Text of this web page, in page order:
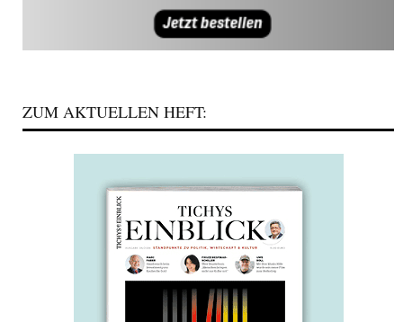
ZUM AKTUELLEN HEFT: